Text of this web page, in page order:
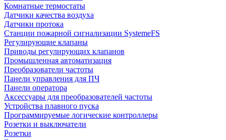
Комнатные термостаты
Датчики качества воздуха
Датчики протока
Станции пожарной сигнализации SystemeFS
Регулирующие клапаны
Приводы регулирующих клапанов
Промышленная автоматизация
Преобразователи частоты
Панели управления для ПЧ
Панели оператора
Аксессуары для преобразователей частоты
Устройства плавного пуска
Программируемые логические контроллеры
Розетки и выключатели
Розетки